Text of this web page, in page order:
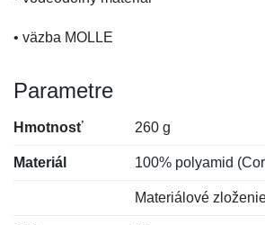
• väzba MOLLE
Parametre
Hmotnosť 260 g
Materiál 100% polyamid
Materiálové